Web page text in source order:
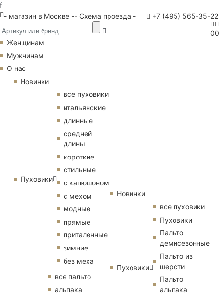
f
- магазин в Москве -- Схема проезда - +7 (495) 565-35-22
00
Женщинам
Мужчинам
О нас
Новинки
Пуховики
все пуховики
итальянские
длинные
средней
длины
короткие
стильные
с капюшоном
с мехом
модные
прямые
приталенные
зимние
без меха
все пальто
альпака
Новинки
Пуховики
все пуховики
Пуховики
Пальто
демисезонные
Пальто из
шерсти
Пальто
альпака